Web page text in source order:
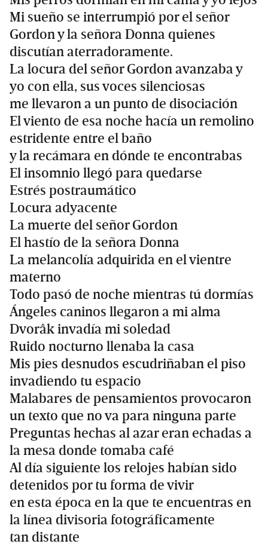
Mi sueño se interrumpió por el señor
Gordon y la señora Donna quienes
discutían aterradoramente.
La locura del señor Gordon avanzaba y
yo con ella, sus voces silenciosas
me llevaron a un punto de disociación
El viento de esa noche hacía un remolino
estridente entre el baño
y la recámara en dónde te encontrabas
El insomnio llegó para quedarse
Estrés postraumático
Locura adyacente
La muerte del señor Gordon
El hastío de la señora Donna
La melancolía adquirida en el vientre
materno
Todo pasó de noche mientras tú dormías
Ángeles caninos llegaron a mi alma
Dvorâk invadía mi soledad
Ruido nocturno llenaba la casa
Mis pies desnudos escudriñaban el piso
invadiendo tu espacio
Malabares de pensamientos provocaron
un texto que no va para ninguna parte
Preguntas hechas al azar eran echadas a
la mesa donde tomaba café
Al día siguiente los relojes habían sido
detenidos por tu forma de vivir
en esta época en la que te encuentras en
la línea divisoria fotográficamente
tan distante